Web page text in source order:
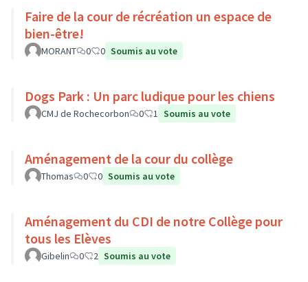
Faire de la cour de récréation un espace de
bien-être!
MORANT 0 0 Soumis au vote
Dogs Park : Un parc ludique pour les chiens
CMJ de Rochecorbon 0 1 Soumis au vote
Aménagement de la cour du collège
Thomas 0 0 Soumis au vote
Aménagement du CDI de notre Collège pour
tous les Elèves
Gibelin 0 2 Soumis au vote